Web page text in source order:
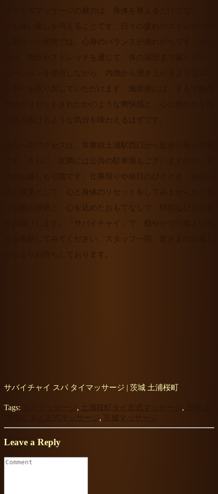
タイ古式マッサージの魅力は、身体を整えるだけでなく、心
にも深い癒しを与えることです。日々の疲れやストレスが積
み重なった状態では、心身のバランスが崩れがちです。当店
では、指圧やストレッチを通じて、体の深部まで届くリラク
ゼーションを提供しながら、内側から湧き上がるようなエネ
ルギーを取り戻していただけます。施術後には、まるで身体
全体がリセットされたかのような爽快感と、心に穏やかな風
が吹き抜けるような気分を味わえるはずです。
当店へのアクセスは、常磐線土浦駅西口から徒歩11分と便利
です。さらに、近隣には公共の駐車場もございますので、車
でのお越しも可能です。仕事帰りや休日のひととき、自分へ
のご褒美として、心と身体のリセットをしてみませんか？タ
イ伝統の技術と、心を込めたおもてなしで、特別なひととき
をお届けします。「サバイチャイ」で、穏やかで心地よい幸
せを体験してみてください。スタッフ一同、皆さまのお越し
を心よりお待ちしております。
サバイチャイ スパ タイマッサージ | 茨城 土浦桜町
Tags: , 土浦桜町タイ古式マッサージ ,
浦桜町 タイ古式マッサージ, 茨城マッサージ
Leave a Reply